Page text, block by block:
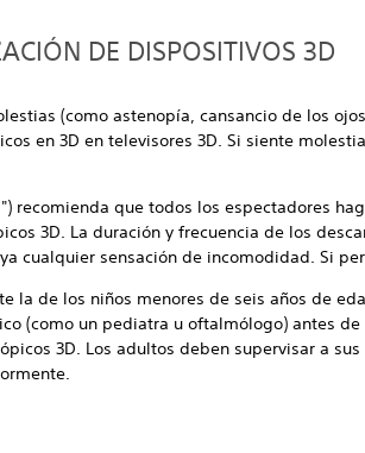
DE DISPOSITIVOS 3D
(como astenopía, cansancio de los
en 3D en televisores 3D. Si siente
recomienda que todos los espectadores
3D. La duración y frecuencia de los
cualquier sensación de incomodidad. Si
la de los niños menores de seis años de
(como un pediatra u oftalmólogo) antes
3D. Los adultos deben supervisar a